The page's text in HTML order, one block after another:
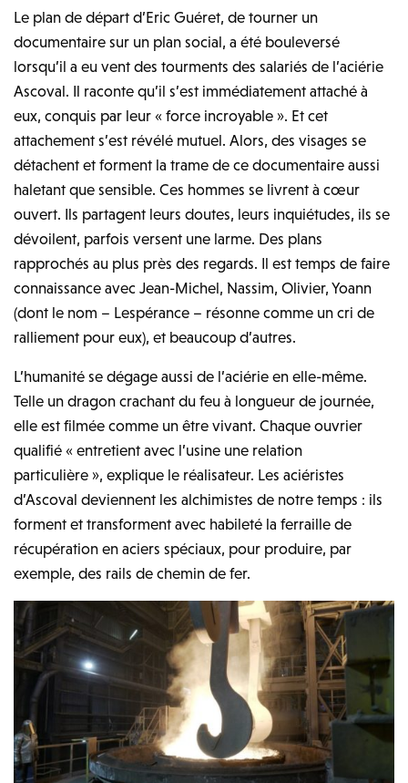
Le plan de départ d’Eric Guéret, de tourner un
documentaire sur un plan social, a été bouleversé
lorsqu’il a eu vent des tourments des salariés de l’aciérie
Ascoval. Il raconte qu’il s’est immédiatement attaché à
eux, conquis par leur «force incroyable ». Et cet
attachement s’est révélé mutuel. Alors, des visages se
détachent et forment la trame de ce documentaire aussi
haletant que sensible. Ces hommes se livrent à cœur
ouvert. Ils partagent leurs doutes, leurs inquiétudes, ils se
dévoilent, parfois versent une larme. Des plans
rapprochés au plus près des regards. Il est temps de faire
connaissance avec Jean-Michel, Nassim, Olivier, Yoann
(dont le nom – Lespérance – résonne comme un cri de
ralliement pour eux), et beaucoup d’autres.
L’humanité se dégage aussi de l’aciérie en elle-même.
Telle un dragon crachant du feu à longueur de journée,
elle est filmée comme un être vivant. Chaque ouvrier
qualifié «entretient avec l’usine une relation
particulière », explique le réalisateur. Les aciéristes
d’Ascoval deviennent les alchimistes de notre temps : ils
forment et transforment avec habileté la ferraille de
récupération en aciers spéciaux, pour produire, par
exemple, des rails de chemin de fer.